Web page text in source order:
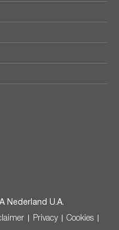
Nederland U.A.
Privacy Cookies